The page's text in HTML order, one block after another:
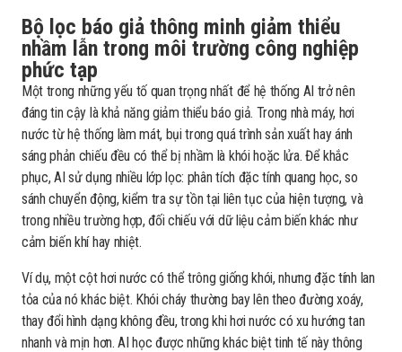
Bộ lọc báo giả thông minh giảm thiểu
nhầm lẫn trong môi trường công nghiệp
phức tạp
Một trong những yếu tố quan trọng nhất để hệ thống AI trở nên
đáng tin cậy là khả năng giảm thiểu báo giả. Trong nhà máy, hơi
nước từ hệ thống làm mát, bụi trong quá trình sản xuất hay ánh
sáng phản chiếu đều có thể bị nhầm là khói hoặc lửa. Để khắc
phục, AI sử dụng nhiều lớp lọc: phân tích đặc tính quang học, so
sánh chuyển động, kiểm tra sự tồn tại liên tục của hiện tượng, và
trong nhiều trường hợp, đối chiếu với dữ liệu cảm biến khác như
cảm biến khí hay nhiệt.
Ví dụ, một cột hơi nước có thể trông giống khói, nhưng đặc tính lan
tỏa của nó khác biệt. Khói cháy thường bay lên theo đường xoáy,
thay đổi hình dạng không đều, trong khi hơi nước có xu hướng tan
nhanh và mịn hơn. AI học được những khác biệt tinh tế này thông